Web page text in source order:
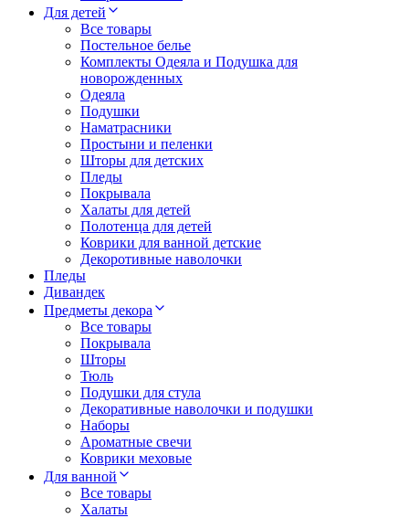
Для детей
Все товары
Постельное белье
Комплекты Одеяла и Подушка для
новорожденных
Одеяла
Подушки
Наматрасники
Простыни и пеленки
Шторы для детских
Пледы
Покрывала
Халаты для детей
Полотенца для детей
Коврики для ванной детские
Декоротивные наволочки
Пледы
Дивандек
Предметы декора
Все товары
Покрывала
Шторы
Тюль
Подушки для стула
Декоративные наволочки и подушки
Наборы
Ароматные свечи
Коврики меховые
Для ванной
Все товары
Халаты